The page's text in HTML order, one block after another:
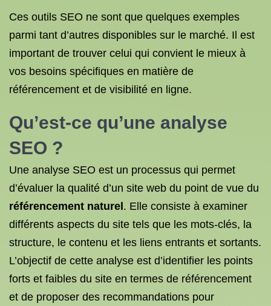
Ces outils SEO ne sont que quelques exemples
parmi tant d’autres disponibles sur le marché. Il est
important de trouver celui qui convient le mieux à
vos besoins spécifiques en matière de
référencement et de visibilité en ligne.
Qu’est-ce qu’une analyse
SEO ?
Une analyse SEO est un processus qui permet
d’évaluer la qualité d’un site web du point de vue du
référencement naturel . Elle consiste à examiner
différents aspects du site tels que les mots-clés, la
structure, le contenu et les liens entrants et sortants.
L’objectif de cette analyse est d’identifier les points
forts et faibles du site en termes de référencement
et de proposer des recommandations pour